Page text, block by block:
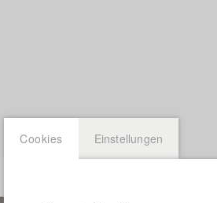
Cookies Einstellungen